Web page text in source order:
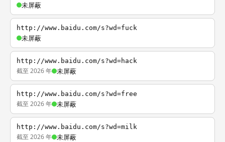
未屏蔽
http://www.baidu.com/s?wd=fuck
未屏蔽
http://www.baidu.com/s?wd=hack
截至 2026 年 未屏蔽
http://www.baidu.com/s?wd=free
截至 2026 年 未屏蔽
http://www.baidu.com/s?wd=milk
截至 2026 年 未屏蔽